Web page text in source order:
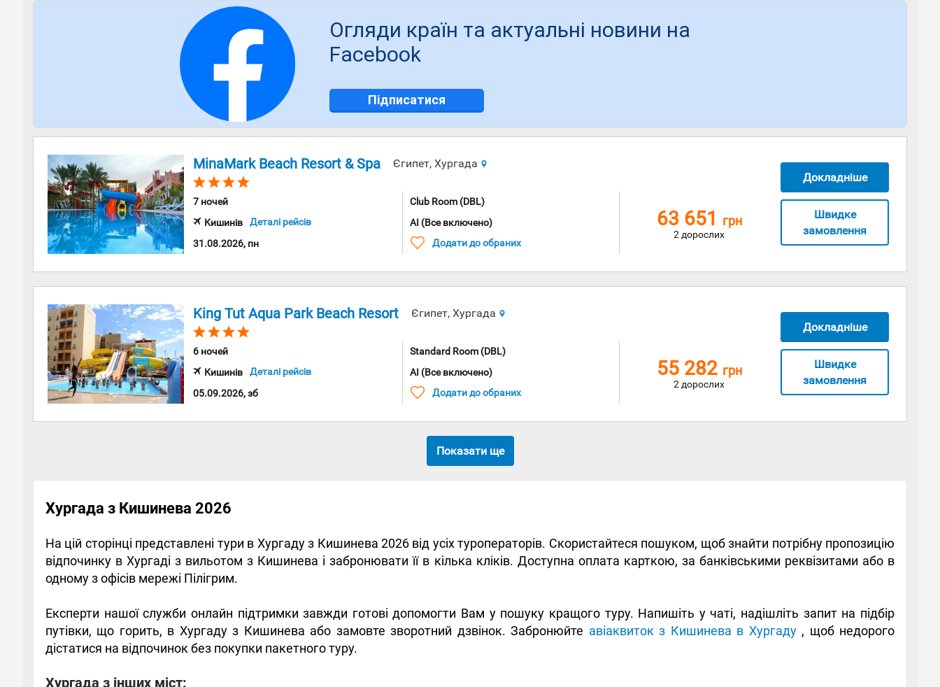
Огляди країн та актуальні новини на
Facebook
Підписатися
MinaMark Beach Resort & Spa Єгипет, Хургада
7 ночей
Кишинів
Деталі рейсів
31.08.2026, пн
Club Room (DBL)
AI (Все включено)
Додати до обраних
63 651 грн
2 дорослих
Докладніше
Швидке
замовлення
King Tut Aqua Park Beach Resort Єгипет, Хургада
6 ночей
Кишинів
Деталі рейсів
05.09.2026, зб
Standard Room (DBL)
AI (Все включено)
Додати до обраних
55 282 грн
2 дорослих
Докладніше
Швидке
замовлення
Показати ще
Хургада з Кишинева 2026
На цій сторінці представлені тури в Хургаду з Кишинева 2026 від усіх туроператорів. Скористайтеся пошуком, щоб знайти потрібну пропозицію
відпочинку в Хургаді з вильотом з Кишинева і забронювати її в кілька кліків. Доступна оплата карткою, за банківськими реквізитами або в
одному з офісів мережі Пілігрим.
Експерти нашої служби онлайн підтримки завжди готові допомогти Вам у пошуку кращого туру. Напишіть у чаті, надішліть запит на підбір
путівки, що горить, в Хургаду з Кишинева або замовте зворотний дзвінок. Забронюйте авіаквиток з Кишинева в Хургаду, щоб недорого
дістатися на відпочинок без покупки пакетного туру.
Хургада з інших міст: